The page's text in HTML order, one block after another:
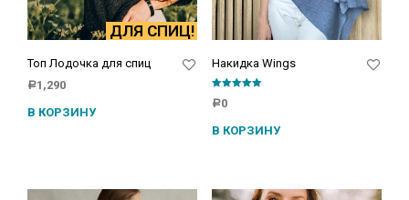
ДЛЯ СПИЦ!
Топ Лодочка для спиц
Р1,290
В КОРЗИНУ
Накидка Wings
Оценка
5.00
Р0
В КОРЗИНУ